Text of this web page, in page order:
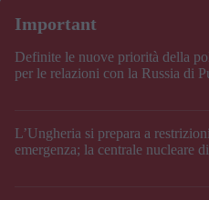
Definite le nuove priorità della
per le relazioni con la Russia di
L’Ungheria si prepara a
emergenza; la centrale nucleare